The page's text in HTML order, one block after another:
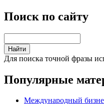
Поиск по сайту
Для поиска точной фразы
Популярные
Международный